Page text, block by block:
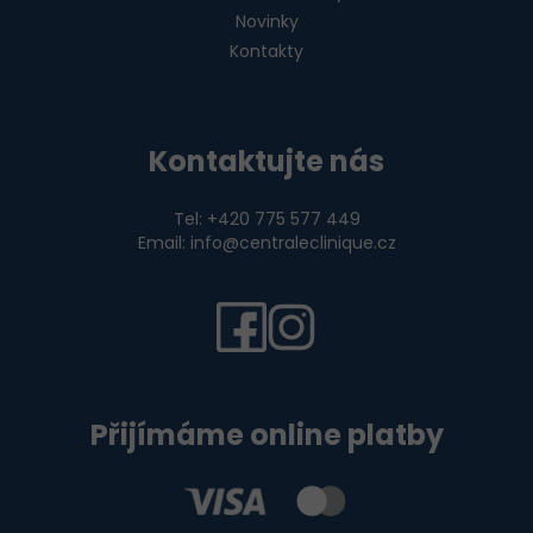
Novinky
Kontakty
Kontaktujte nás
Tel: +420 775 577 449
Email: info@centraleclinique.cz
Přijímáme online platby